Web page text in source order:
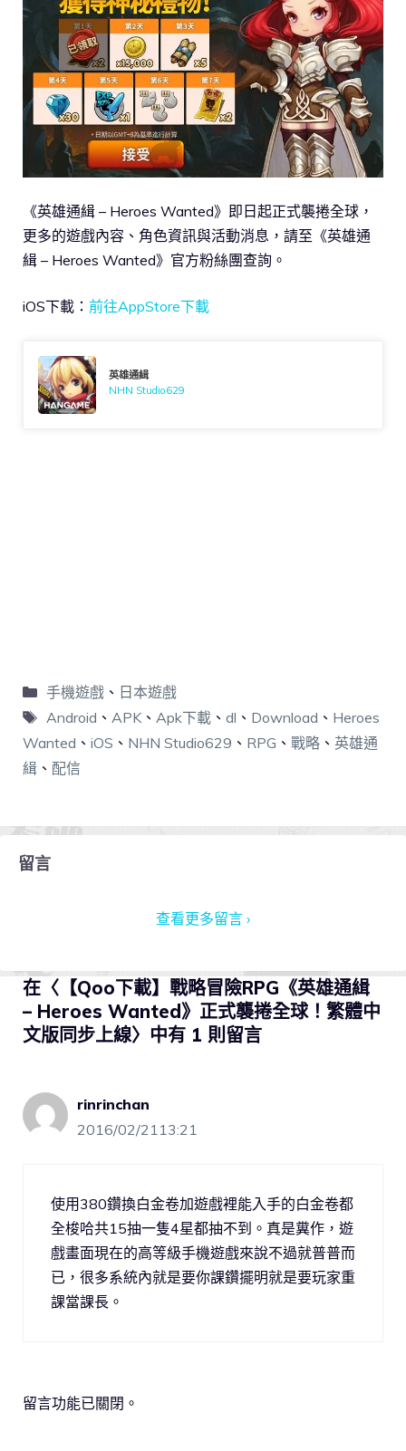
《英雄通緝 – Heroes Wanted》即日起正式襲捲全球，
更多的遊戲內容、角色資訊與活動消息，請至《英雄通
緝 – Heroes Wanted》官方粉絲團查詢。
iOS下載： 前往AppStore下載
英雄通緝
NHN Studio629
手機遊戲、 日本遊戲
Android 、 APK、 Apk下載、 dl 、 Download 、 Heroes
Wanted 、 iOS 、 NHN Studio629 、 RPG 、 戰略 、 英雄通
緝 、 配信
留言
查看更多留言 ›
在〈【Qoo下載】戰略冒險RPG《英雄通緝
– Heroes Wanted》正式襲捲全球！繁體中
文版同步上線〉中有 1 則留言
rinrinchan
2016/02/2113:21
使用380鑽換白金卷加遊戲裡能入手的白金卷都
全梭哈共15抽一隻4星都抽不到。真是糞作，遊
戲畫面現在的高等級手機遊戲來說不過就普普而
已，很多系統內就是要你課鑽擺明就是要玩家重
課當課長。
留言功能已關閉。